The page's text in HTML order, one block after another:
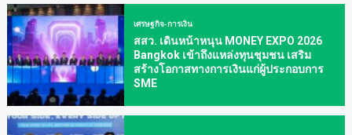
เศรษฐกิจ-การเงิน
สสว. เดินหน้าหนุน MONEY EXPO 2026
Bangkok เข้าถึงแหล่งทุนชุมชน เสริม
สร้างโอกาสทางการเงินแก่ผู้ประกอบการ
SME